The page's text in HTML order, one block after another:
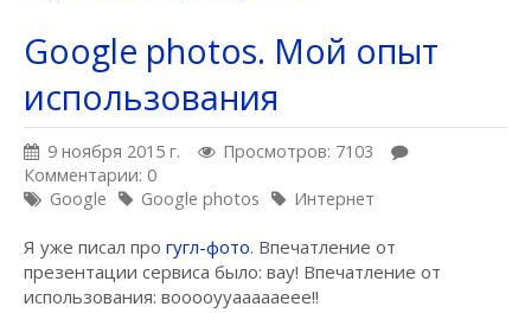
Google photos. Мой опыт
использования
9 ноября 2015 г.
Просмотров: 7103
Комментарии: 0
Google
Google photos Интернет
Я уже писал про гугл-фото. Впечатление от
презентации сервиса было: вау! Впечатление от
использования: вооооууаааааеее!!